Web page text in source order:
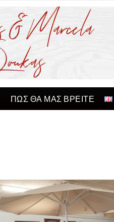
ΠΩΣ ΘΑ ΜΑΣ ΒΡΕΙΤΕ